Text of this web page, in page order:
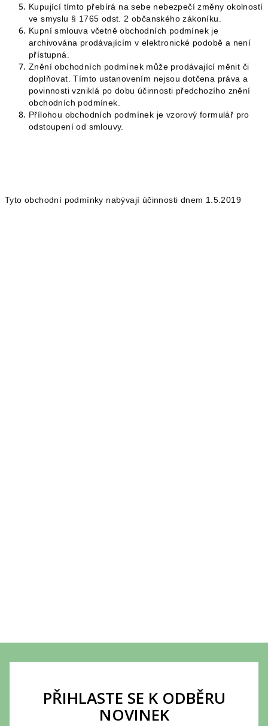
Kupující tímto přebírá na sebe nebezpečí změny okolností
ve smyslu § 1765 odst. 2 občanského zákoníku.
Kupní smlouva včetně obchodních podmínek je
archivována prodávajícím v elektronické podobě a není
přístupná.
Znění obchodních podmínek může prodávající měnit či
doplňovat. Tímto ustanovením nejsou dotčena práva a
povinnosti vzniklá po dobu účinnosti předchozího znění
obchodních podmínek.
Přílohou obchodních podmínek je vzorový formulář pro
odstoupení od smlouvy.
Tyto obchodní podmínky nabývají účinnosti dnem 1.5.2019
PŘIHLASTE SE K ODBĚRU
NOVINEK